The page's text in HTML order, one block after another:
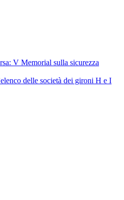
V Memorial sulla sicurezza
delle società dei gironi H e I